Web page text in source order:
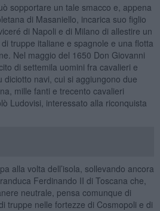
sopportare un tale smacco e, appena
di Masaniello, incarica suo figlio
di Napoli e di Milano di allestire un
truppe italiane e spagnole e una flotta
Nel maggio del 1650 Don Giovanni
di settemila uomini fra cavalieri e
navi, cui si aggiungono due
mille fanti e trecento cavalieri
Ludovisi, interessato alla riconquista
alla volta dell’isola, sollevando ancora
Ferdinando II di Toscana che,
neutrale, pensa comunque di
truppe nelle fortezze di Cosmopoli e di